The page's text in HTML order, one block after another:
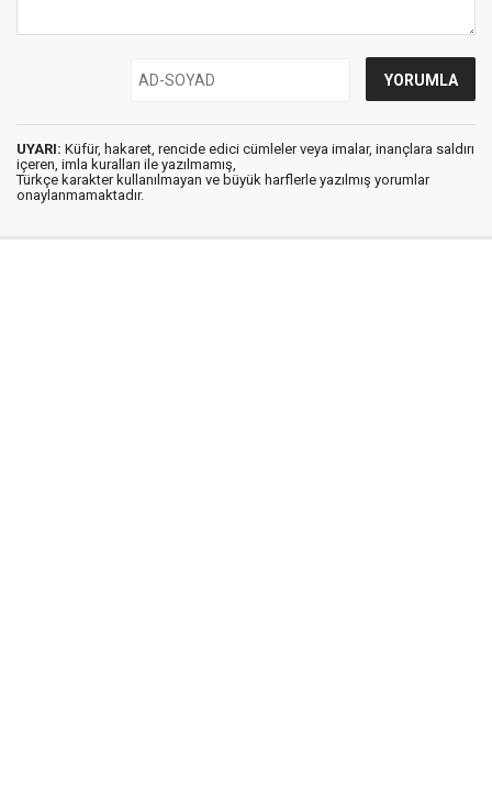
UYARI: Küfür, hakaret, rencide edici cümleler veya imalar, inançlara saldırı
içeren, imla kuralları ile yazılmamış,
Türkçe karakter kullanılmayan ve büyük harflerle yazılmış yorumlar
onaylanmamaktadır.